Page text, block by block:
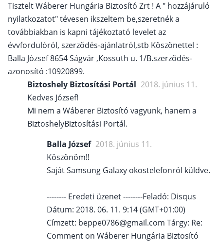
Tisztelt Wáberer Hungária Biztosító Zrt ! A " hozzájáruló
nyilatkozatot" tévesen ikszeltem be,szeretnék a
továbbiakban is kapni tájékoztató levelet az
évvfordulóról, szerződés-ajánlatról,stb Köszönettel :
Balla József 8654 Ságvár ,Kossuth u. 1/B.szerződés-
azonosító :10920899.
Biztoshely Biztosítási Portál 2018. június 11.
Kedves József!
Mi nem a Wáberer Biztosító vagyunk, hanem a
BiztoshelyBiztosítási Portál.
Balla József 2018. június 11.
Köszönöm!!
Saját Samsung Galaxy okostelefonról küldve.
-------- Eredeti üzenet --------Feladó: Disqus
Dátum: 2018. 06. 11. 9:14 (GMT+01:00)
Címzett: beppe0786@gmail.com Tárgy: Re:
Comment on Wáberer Hungária Biztosító